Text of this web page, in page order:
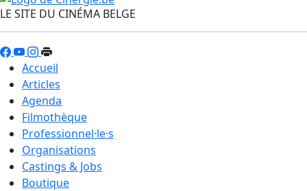
LE SITE DU CINÉMA BELGE
Accueil
Articles
Agenda
Filmothèque
Professionnel·le·s
Organisations
Castings & Jobs
Boutique